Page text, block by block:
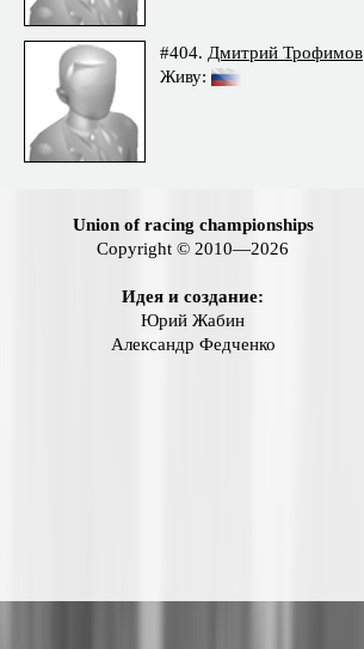
#404. Дмитрий Трофимов
Живу:
Union of racing championships
Copyright © 2010—2026
Идея и создание:
Юрий Жабин
Александр Федченко